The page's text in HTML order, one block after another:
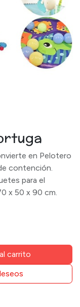
en Pelotero
contención.
para el
x 50 x 90 cm.
carrito